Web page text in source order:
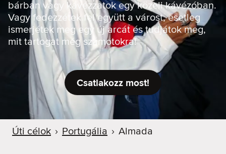
bárban vagy kávézzatok egy közeli kávézóban.
Vagy fedezzétek fel együtt a várost, esetleg
ismerjétek meg egy új arcát és tudjátok meg,
mit tartogat még számotokra!
Csatlakozz most!
Úti célok › Portugália › Almada